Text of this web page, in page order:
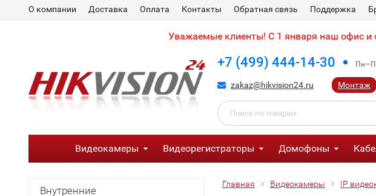
О компании Доставка Оплата Контакты Обратная связь Поддержка
Уважаемые клиенты! С 1 января наш офис и
+7 (499) 444-14-30
zakaz@hikvision24.ru Монтаж
Видеокамеры Видеорегистраторы Домофоны
Внутренние
Главная Видеокамеры IP